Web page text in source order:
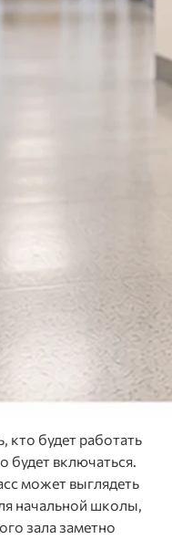
кто будет работать
будет включаться.
может выглядеть
начальной школы,
зала заметно